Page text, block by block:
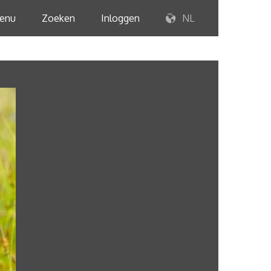
Zoeken Inloggen NL